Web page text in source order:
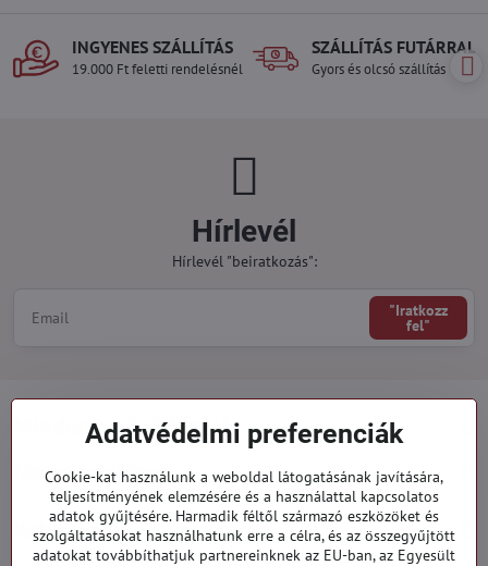
INGYENES SZÁLLÍTÁS
19.000 Ft feletti rendelésnél
SZÁLLÍTÁS FUTÁRRAL
Gyors és olcsó szállítás
Hírlevél
Hírlevél "beiratkozás":
"Iratkozz
fel"
Minden a vásárlásról
Megrendelések
Kategóriák
Adatvédelmi preferenciák
Cookie-kat használunk a weboldal látogatásának javítására,
teljesítményének elemzésére és a használattal kapcsolatos
adatok gyűjtésére. Harmadik féltől származó eszközöket és
szolgáltatásokat használhatunk erre a célra, és az összegyűjtött
adatokat továbbíthatjuk partnereinknek az EU-ban, az Egyesült